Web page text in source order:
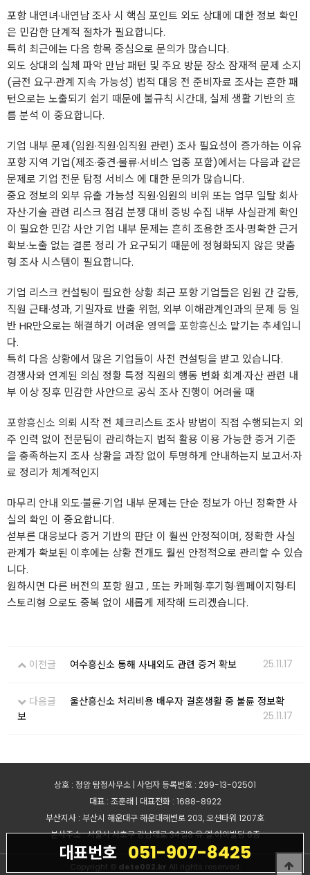
포항 내연녀·내연남 조사 시 핵심 포인트 외도 상대에 대한 정보 확인
은 민감한 단계적 절차가 필요합니다.
특히 최근에는 다음 항목 중심으로 문의가 많습니다.
외도 상대의 실체 파악 만남 패턴 및 주요 방문 장소 잠재적 문제 소지
(금전 요구·관계 지속 가능성) 법적 대응 전 준비자료 조사는 흔한 패
턴으로는 노출되기 쉽기 때문에 불규칙 시간대, 실제 생활 기반의 흐
름 분석 이 중요합니다.
기업 내부 문제(임원·직원·임직원 관련) 조사 필요성이 증가하는 이유
포항 지역 기업(제조·중견·물류·서비스 업종 포함)에서는 다음과 같은
문제로 기업 전문 탐정 서비스 에 대한 문의가 많습니다.
중요 정보의 외부 유출 가능성 직원·임원의 비위 또는 업무 일탈 회사
자산·기술 관련 리스크 점검 분쟁 대비 증빙 수집 내부 사실관계 확인
이 필요한 민감 사안 기업 내부 문제는 흔히 조용한 조사·명확한 근거
확보·노출 없는 결론 정리 가 요구되기 때문에 정형화되지 않은 맞춤
형 조사 시스템이 필요합니다.
기업 리스크 컨설팅이 필요한 상황 최근 포항 기업들은 임원 간 갈등,
직원 근태·성과, 기밀자료 반출 위험, 외부 이해관계인과의 문제 등 일
반 HR만으로는 해결하기 어려운 영역을 포항흥신소 맡기는 추세입니
다.
특히 다음 상황에서 많은 기업들이 사전 컨설팅을 받고 있습니다.
경쟁사와 연계된 의심 정황 특정 직원의 행동 변화 회계·자산 관련 내
부 이상 징후 민감한 사안으로 공식 조사 진행이 어려울 때
포항흥신소 의뢰 시작 전 체크리스트 조사 방법이 직접 수행되는지 외
주 인력 없이 전문팀이 관리하는지 법적 활용 이용 가능한 증거 기준
을 충족하는지 조사 상황을 과장 없이 투명하게 안내하는지 보고서·자
료 정리가 체계적인지
마무리 안내 외도·불륜·기업 내부 문제는 단순 정보가 아닌 정확한 사
실의 확인 이 중요합니다.
섣부른 대응보다 증거 기반의 판단 이 훨씬 안정적이며, 정확한 사실
관계가 확보된 이후에는 상황 전개도 훨씬 안정적으로 관리할 수 있습
니다.
원하시면 다른 버전의 포항 원고 , 또는 카페형·후기형·웹페이지형·티
스토리형 으로도 중복 없이 새롭게 제작해 드리겠습니다.
이전글 여수흥신소 통해 사내외도 관련 증거 확보 25.11.17
다음글
울산흥신소 처리비용 배우자 결혼생활 중 불륜 정보확
보
25.11.17
대표번호 051-907-8425
상호 : 정암 탐정사무소 | 사업자 등록번호 : 299-13-02501
대표 : 조훈래 | 대표전화 : 1688-8922
부산지사 : 부산시 해운대구 해운대해변로 203, 오션타워 1207호
본사주소 : 서울시 서초구 강남대로 34길8 유.엘.아이빌딩 6층
Copyright © dete002.kr All rights reserved.